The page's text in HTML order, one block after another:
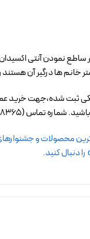
ساطع نمودن آنتی
خانم ها درگیر آن
ثبت شده،جهت خرید
شماره تماس (09364368365)
محصولات و